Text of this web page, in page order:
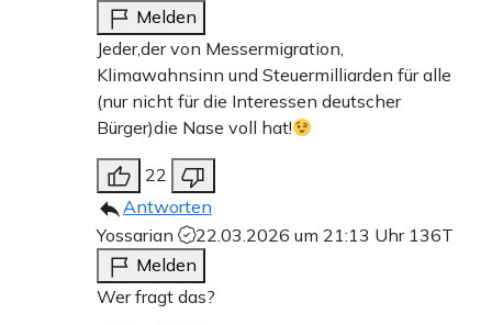
Melden
Jeder,der von Messermigration,
Klimawahnsinn und Steuermilliarden für alle
(nur nicht für die Interessen deutscher
Bürger)die Nase voll hat!
22
Antworten
Yossarian
22.03.2026 um 21:13 Uhr 136T
Melden
Wer fragt das?